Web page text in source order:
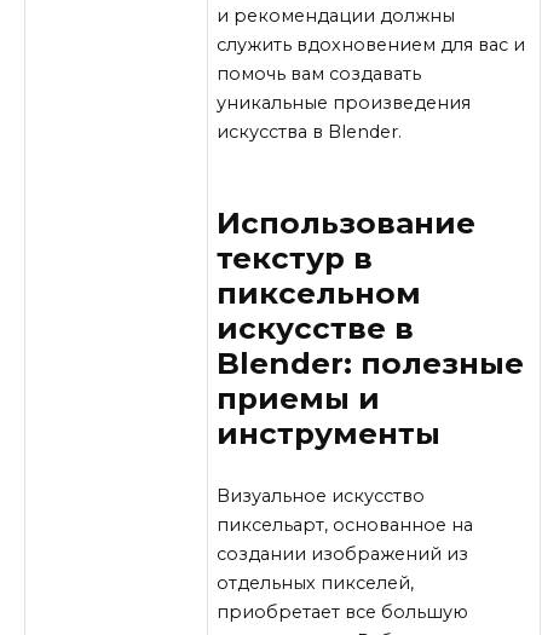
и рекомендации должны
служить вдохновением для вас и
помочь вам создавать
уникальные произведения
искусства в Blender.
Использование
текстур в
пиксельном
искусстве в
Blender: полезные
приемы и
инструменты
Визуальное искусство
пиксельарт, основанное на
создании изображений из
отдельных пикселей,
приобретает все большую